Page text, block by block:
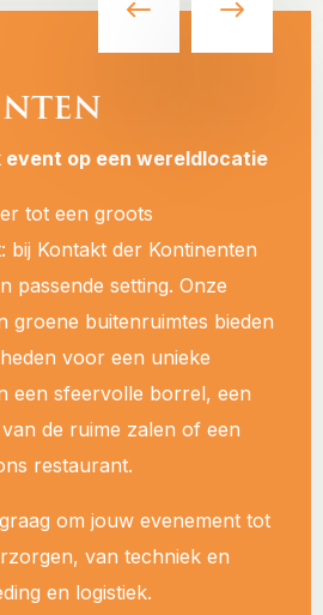
event op een wereldlocatie
tot een groots
bij Kontakt der Kontinenten
passende setting. Onze
groene buitenruimtes bieden
voor een unieke
een sfeervolle borrel, een
de ruime zalen of een
restaurant.
om jouw evenement tot
van techniek en
en logistiek.